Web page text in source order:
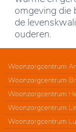
omgeving die
de
ouderen.
Woonzorgcentrum
Woonzorgcentrum
Woonzorgcentrum
Woonzorgcentrum
Woonzorgcentrum